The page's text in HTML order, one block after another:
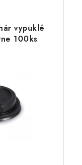
vypuklé
100ks